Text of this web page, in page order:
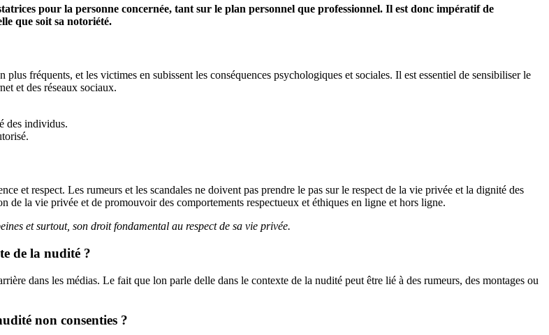
pour la personne concernée, tant sur le plan personnel que professionnel. Il est donc impératif de
que soit sa notoriété.
fréquents, et les victimes en subissent les conséquences psychologiques et sociales. Il est essentiel de sensibiliser le
et des réseaux sociaux.
des individus.
et respect. Les rumeurs et les scandales ne doivent pas prendre le pas sur le respect de la vie privée et la dignité des
la vie privée et de promouvoir des comportements respectueux et éthiques en ligne et hors ligne.
et surtout, son droit fondamental au respect de sa vie privée.
de la nudité ?
dans les médias. Le fait que lon parle delle dans le contexte de la nudité peut être lié à des rumeurs, des montages ou
non consenties ?